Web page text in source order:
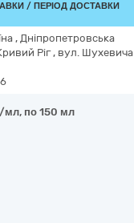
/ ПЕРІОД ДОСТАВКИ
, Дніпропетровська
Ріг, вул. Шухевича
мл, по 150 мл